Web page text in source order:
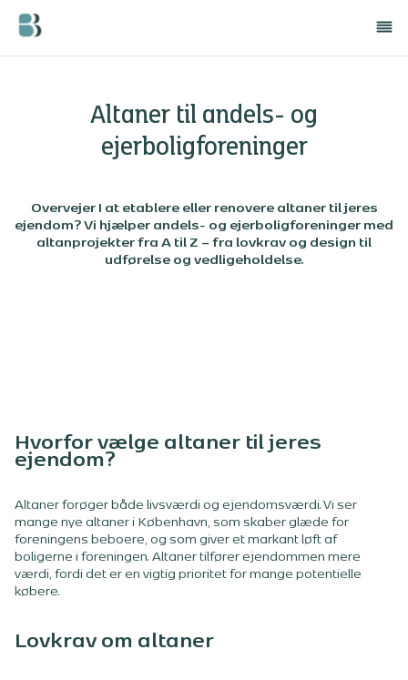
Altaner til andels- og
ejerboligforeninger
Overvejer I at etablere eller renovere altaner til jeres
ejendom? Vi hjælper andels- og ejerboligforeninger med
altanprojekter fra A til Z – fra lovkrav og design til
udførelse og vedligeholdelse.
Hvorfor vælge altaner til jeres
ejendom?
Altaner forøger både livsværdi og ejendomsværdi. Vi ser
mange nye altaner i København, som skaber glæde for
foreningens beboere, og som giver et markant løft af
boligerne i foreningen. Altaner tilfører ejendommen mere
værdi, fordi det er en vigtig prioritet for mange potentielle
købere.
Lovkrav om altaner